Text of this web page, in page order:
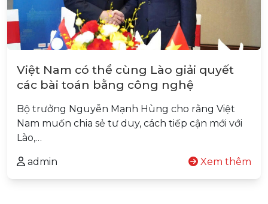
Việt Nam có thể cùng Lào giải quyết
các bài toán bằng công nghệ
Bộ trưởng Nguyễn Mạnh Hùng cho rằng Việt
Nam muốn chia sẻ tư duy, cách tiếp cận mới với
Lào,…
admin Xem thêm